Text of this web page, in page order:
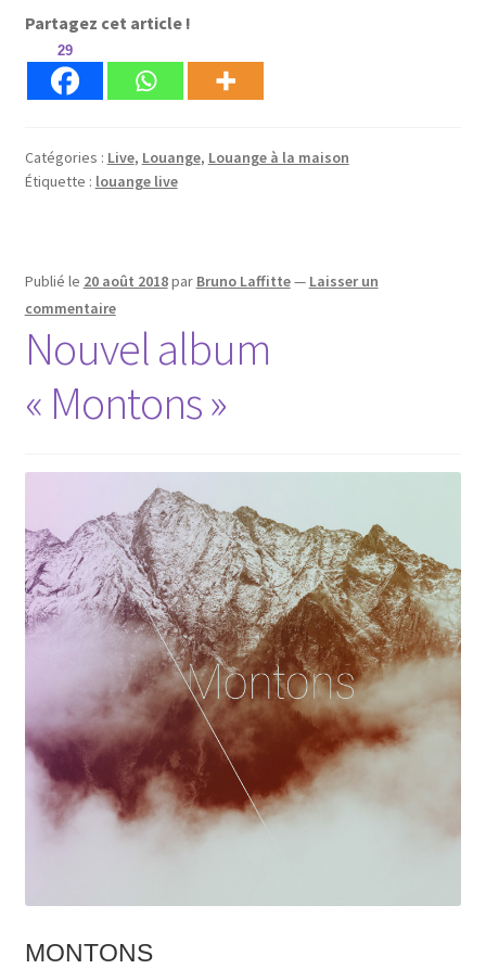
Partagez cet article !
29
Catégories : Live, Louange, Louange à la maison
Étiquette : louange live
Publié le 20 août 2018par Bruno Laffitte— Laisser un
commentaire
Nouvel album
« Montons »
MONTONS